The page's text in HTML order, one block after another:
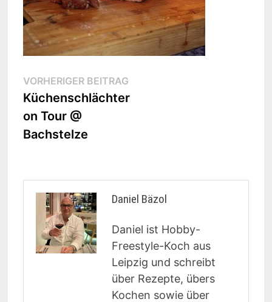
Beitragsnavigation
VORHERIGER BEITRAGVorheriger
Beitrag:
Küchenschlächter
on Tour @
Bachstelze
Daniel Bäzol
Daniel ist Hobby-
Freestyle-Koch aus
Leipzig und schreibt
über Rezepte, übers
Kochen sowie über